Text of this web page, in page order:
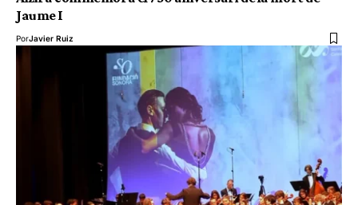
Jaume I
PorJavier Ruiz